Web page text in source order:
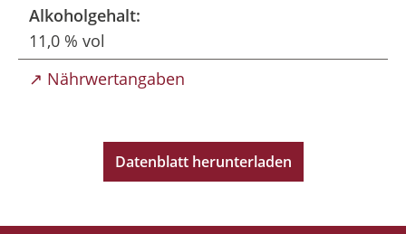
Alkoholgehalt:
11,0 % vol
↗ Nährwertangaben
Datenblatt herunterladen